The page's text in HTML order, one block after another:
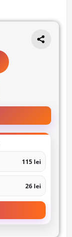
115 lei
26 lei